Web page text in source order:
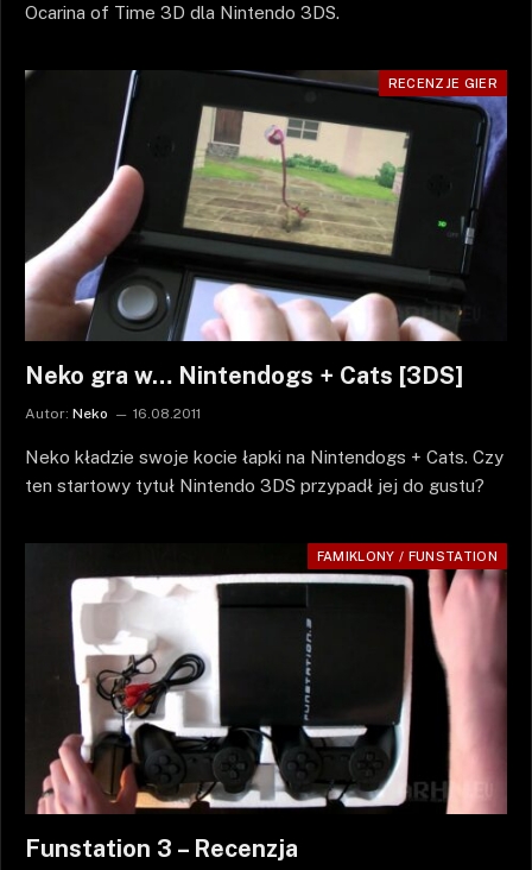
Ocarina of Time 3D dla Nintendo 3DS.
RECENZJE GIER
Neko gra w… Nintendogs + Cats [3DS]
Autor: Neko 16.08.2011
Neko kładzie swoje kocie łapki na Nintendogs + Cats. Czy
ten startowy tytuł Nintendo 3DS przypadł jej do gustu?
FAMIKLONY / FUNSTATION
Funstation 3 – Recenzja